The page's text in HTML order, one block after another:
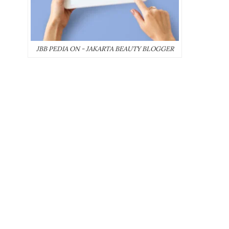
JBB PEDIA ON - JAKARTA BEAUTY BLOGGER